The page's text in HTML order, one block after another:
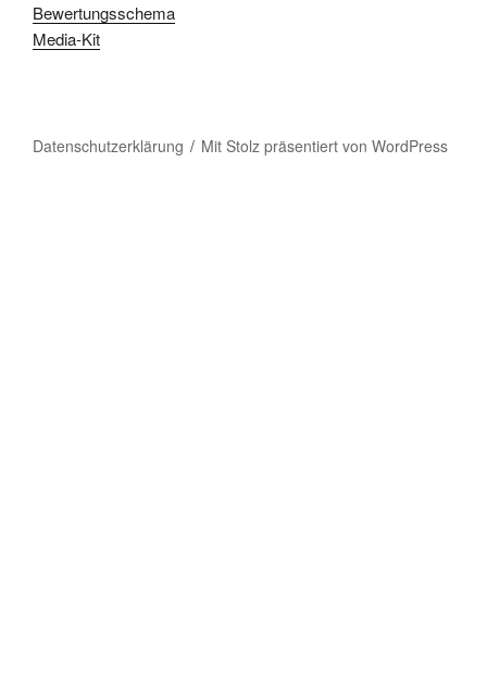
Bewertungsschema
Media-Kit
Datenschutzerklärung Mit Stolz präsentiert von WordPress